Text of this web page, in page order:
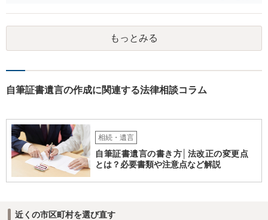
ます。 入籍した場合でも、原則契約者が単独で全ての債務を負うこと
には変わりがありません。 なかなか対応に難しい案件であり、公開の
場でアドバイスを行うのも限界があるように思われますので、資料等
を持参のうえ個別に弁護士に相談されることをお勧めします。
もっとみる
自筆証書遺言の作成に関連する法律相談コラム
相続・遺言
自筆証書遺言の書き方│法改正の変更点
とは？必要書類や注意点など解説
近くの市区町村を選び直す